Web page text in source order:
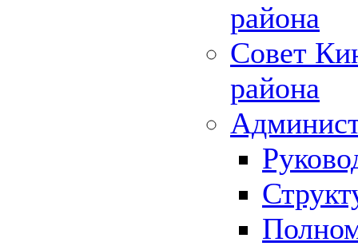
района
Совет
района